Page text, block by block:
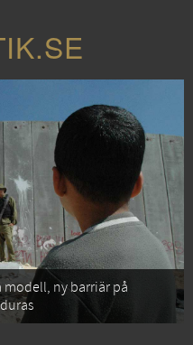
modell, ny barriär på